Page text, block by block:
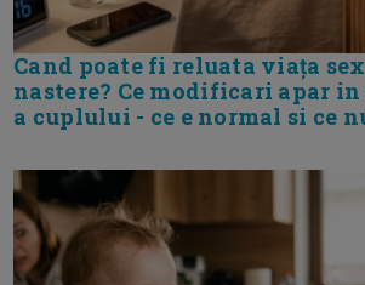
Cand poate fi reluata viața
nastere? Ce modificari apar
a cuplului - ce e normal si ce